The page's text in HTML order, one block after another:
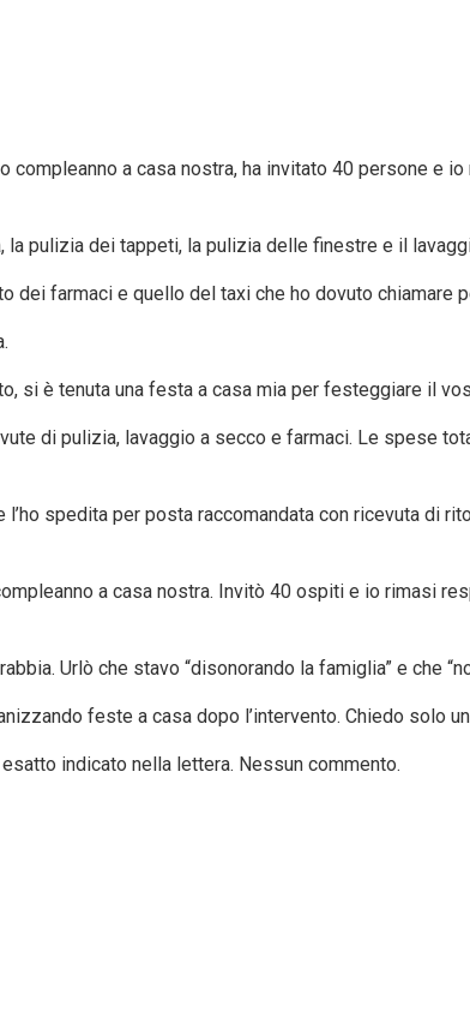
a casa nostra, ha invitato 40 persone e
la pulizia dei tappeti, la pulizia delle finestre e il
dei farmaci e quello del taxi che ho dovuto chiamare
si è tenuta una festa a casa mia per festeggiare il
di pulizia, lavaggio a secco e farmaci. Le spese
spedita per posta raccomandata con ricevuta di
a casa nostra. Invitò 40 ospiti e io rimasi
Urlò che stavo “disonorando la famiglia” e che
feste a casa dopo l’intervento. Chiedo solo
indicato nella lettera. Nessun commento.